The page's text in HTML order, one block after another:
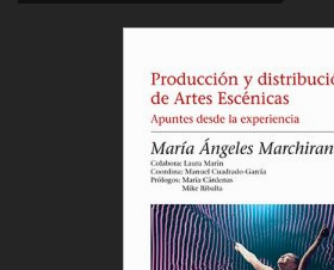
Cargar más